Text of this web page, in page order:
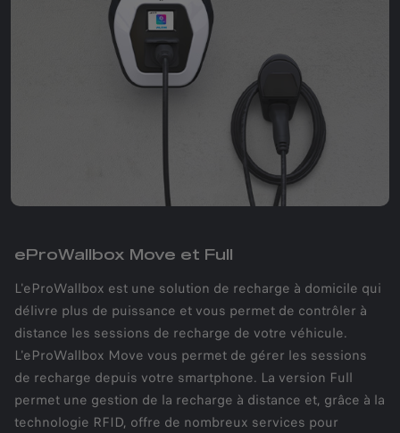
eProWallbox Move et Full
L'eProWallbox est une solution de recharge à domicile qui
délivre plus de puissance et vous permet de contrôler à
distance les sessions de recharge de votre véhicule.
L'eProWallbox Move vous permet de gérer les sessions
de recharge depuis votre smartphone. La version Full
permet une gestion de la recharge à distance et, grâce à la
technologie RFID, offre de nombreux services pour